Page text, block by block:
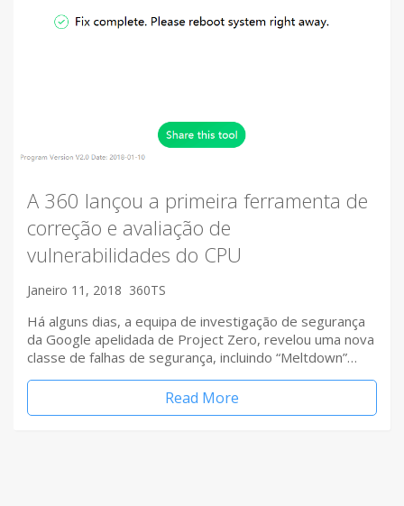
A 360 lançou a primeira ferramenta de
correção e avaliação de
vulnerabilidades do CPU
Janeiro 11, 2018 360TS
Há alguns dias, a equipa de investigação de segurança
da Google apelidada de Project Zero, revelou uma nova
classe de falhas de segurança, incluindo “Meltdown”…
Read More